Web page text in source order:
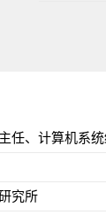
任、计算机系
究所